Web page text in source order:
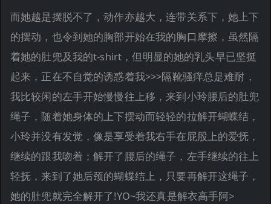
而她越是摆脱不了，动作亦越大，连带关系下，她上下
的摆动，也令到她的胸部开始在我的胸口摩擦，虽然隔
着她的肚兜及我的t-shirt，但明显的她的乳头早已坚挺
起来，正在不自觉的诱惑着我>>>隔靴骚痒总是难耐，
我比较闲的左手开始慢慢往上移，来到小玲腰后的肚兜
绳子，随着她身体的上下摆动而轻轻的拉解开蝴蝶结，
小玲并没有发觉，像是享受着我右手在屁股上的爱抚，
继续的跟我吻着；解开了腰后的绳子，左手继续的往上
轻抚，来到了她后颈的蝴蝶结上，只要再解开这绳子，
她的肚兜就完全解开了!YO~我还真是解衣高手阿>